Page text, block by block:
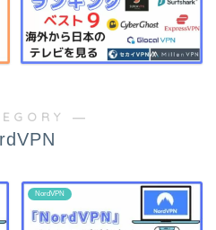
―
NordVPN